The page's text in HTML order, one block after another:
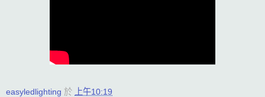
easyledlighting 於 上午10:19